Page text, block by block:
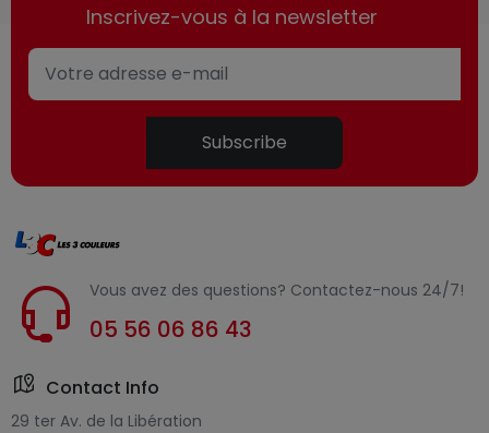
Inscrivez-vous à la newsletter
Subscribe
Vous avez des questions? Contactez-nous 24/7!
05 56 06 86 43
Contact Info
29 ter Av. de la Libération